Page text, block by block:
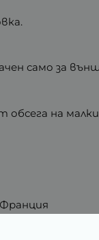
само за
обсега на
Франция